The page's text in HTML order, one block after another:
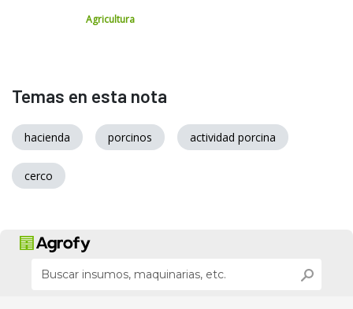
Agricultura
Temas en esta nota
hacienda porcinos actividad porcina
cerco